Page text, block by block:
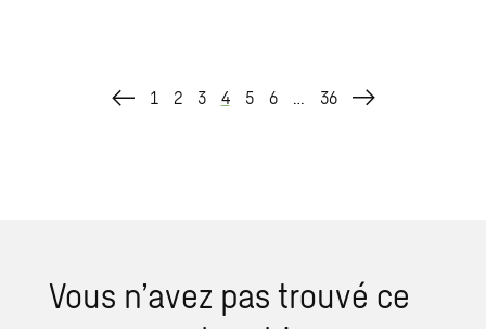
1 2 3 4 5 6 … 36
Vous n’avez pas trouvé ce